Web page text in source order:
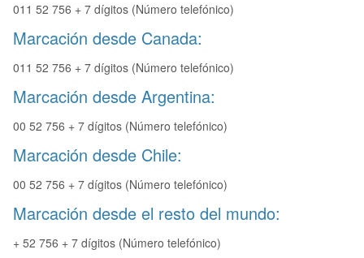
011 52 756 + 7 dígitos (Número telefónico)
Marcación desde Canada:
011 52 756 + 7 dígitos (Número telefónico)
Marcación desde Argentina:
00 52 756 + 7 dígitos (Número telefónico)
Marcación desde Chile:
00 52 756 + 7 dígitos (Número telefónico)
Marcación desde el resto del mundo:
+ 52 756 + 7 dígitos (Número telefónico)